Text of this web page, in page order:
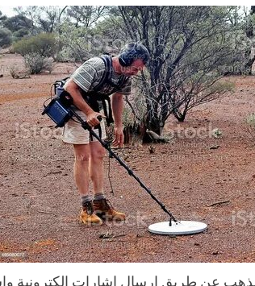
عن طريق إرسال إشارات إلكترونية